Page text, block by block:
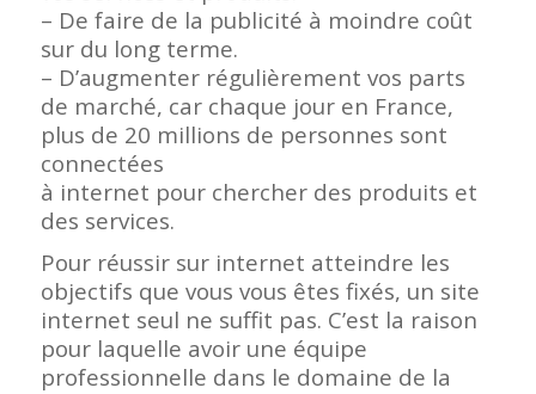
– De faire de la publicité à moindre coût
sur du long terme.
– D’augmenter régulièrement vos parts
de marché, car chaque jour en France,
plus de 20 millions de personnes sont
connectées
à internet pour chercher des produits et
des services.
Pour réussir sur internet atteindre les
objectifs que vous vous êtes fixés, un site
internet seul ne suffit pas. C’est la raison
pour laquelle avoir une équipe
professionnelle dans le domaine de la